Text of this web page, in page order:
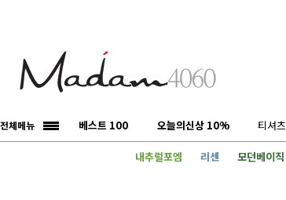
전체메뉴 베스트 100 오늘의신상 10% 티셔츠
내추럴포엠 리센 모던베이직